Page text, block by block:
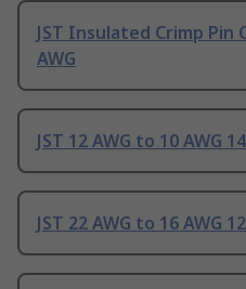
JST Insulated Crimp Pin
AWG
JST 12 AWG to 10 AWG
JST 22 AWG to 16 AWG